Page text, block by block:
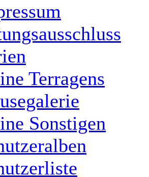
Terragens
Sonstigen